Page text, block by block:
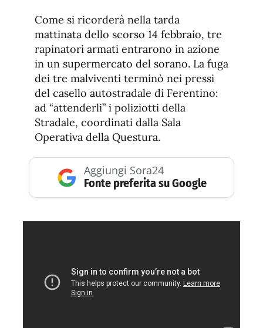
Come si ricorderà nella tarda
mattinata dello scorso 14 febbraio, tre
rapinatori armati entrarono in azione
in un supermercato del sorano. La fuga
dei tre malviventi terminò nei pressi
del casello autostradale di Ferentino:
ad “attenderli” i poliziotti della
Stradale, coordinati dalla Sala
Operativa della Questura.
Aggiungi Sora24
Fonte preferita su Google